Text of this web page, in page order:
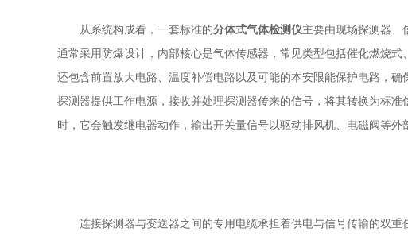
从系统构成看，一套标准的分体式气体检测仪主要由现场探测器、
通常采用防爆设计，内部核心是气体传感器，常见类型包括催化燃烧
还包含前置放大电路、温度补偿电路以及可能的本安限能保护电路，
探测器提供工作电源，接收并处理探测器传来的信号，将其转换为标
时，它会触发继电器动作，输出开关量信号以驱动排风机、电磁阀等外
连接探测器与变送器之间的专用电缆承担着供电与信号传输的双重